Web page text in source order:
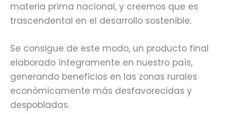
materia prima nacional, y creemos que es
trascendental en el desarrollo sostenible.
Se consigue de este modo, un producto final
elaborado íntegramente en nuestro país,
generando beneficios en las zonas rurales
económicamente más desfavorecidas y
despobladas.